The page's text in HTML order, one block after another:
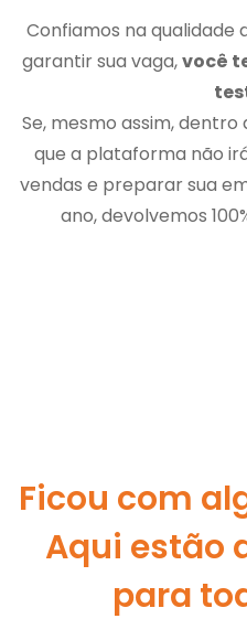
Confiamos na qualidade
garantir sua vaga,você
Se, mesmo assim,
que a plataforma não
vendas e preparar sua
ano, devolvemos
Ficou com
Aqui estão
para